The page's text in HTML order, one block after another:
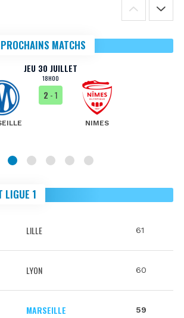
MATCHS
JEU 30 JUILLET
18H00
2 - 1
NIMES
LIGUE 1
LILLE 61
LYON 60
MARSEILLE 59